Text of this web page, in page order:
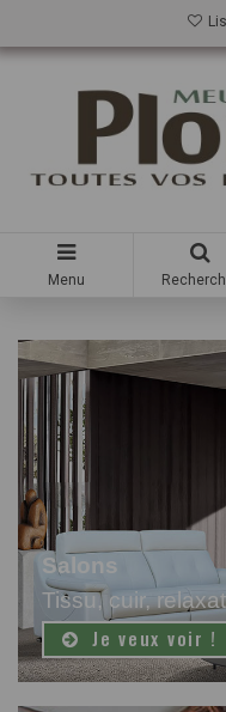
Menu
Salons
Tissu, cuir,
Je veux voir !